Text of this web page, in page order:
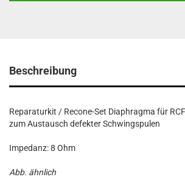
Beschreibung
Reparaturkit / Recone-Set Diaphragma für
zum Austausch defekter Schwingspulen
Impedanz: 8 Ohm
Abb. ähnlich